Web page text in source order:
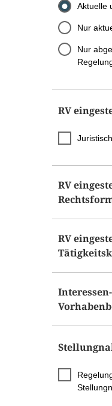
Aktuelle
Nur
Nur
RV
RV
RV